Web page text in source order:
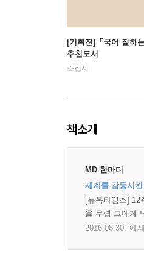
[기획전]『국어 잘하
추천도서
소진시
책소개
MD 한마디
세계를 감동시
[뉴욕타임스] 12
을 무렵 그에게
2016.08.30. 에